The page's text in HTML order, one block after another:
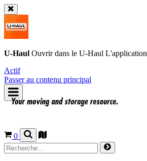
U-Haul Ouvrir dans le U-Haul L'application
Actif
Passer au contenu principal
0